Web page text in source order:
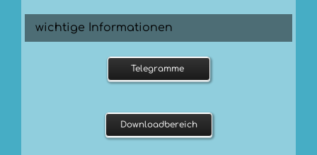
wichtige Informationen
Telegramme
Downloadbereich